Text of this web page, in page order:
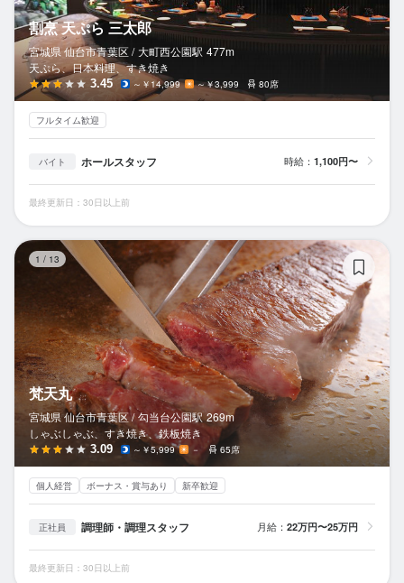
割烹 天ぷら 三太郎
宮城県 仙台市青葉区 / 大町西公園駅 477m
天ぷら、日本料理、すき焼き
3.45 ～￥14,999 ～￥3,999 80席
フルタイム歓迎
バイト ホールスタッフ 時給： 1,100円〜
最終更新日：30日以上前
1 / 13
梵天丸
宮城県 仙台市青葉区 / 勾当台公園駅 269m
しゃぶしゃぶ、すき焼き、鉄板焼き
3.09 ～￥5,999 － 65席
個人経営 ボーナス・賞与あり 新卒歓迎
正社員 調理師・調理スタッフ 月給： 22万円〜25万円
最終更新日：30日以上前